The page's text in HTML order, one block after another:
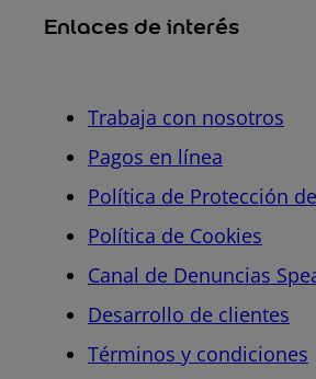
Enlaces de interés
Trabaja con nosotros
Pagos en línea
Política de Protección
Política de Cookies
Canal de Denuncias
Desarrollo de clientes
Términos y condiciones